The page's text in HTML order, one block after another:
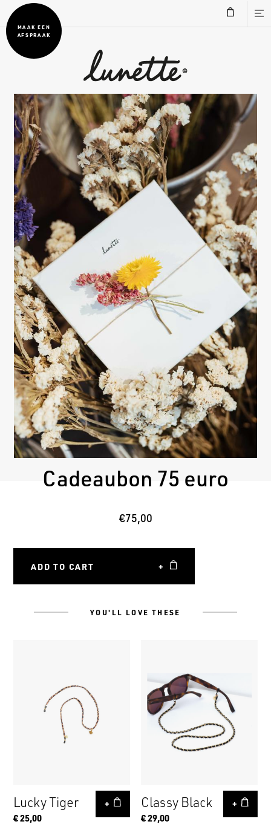
MAAK EEN
AFSPRAAK
Cadeaubon 75 euro
€75,00
ADD TO CART +
YOU'LL LOVE THESE
Lucky Tiger
€ 25,00
+ Classy Black
€ 29,00
+